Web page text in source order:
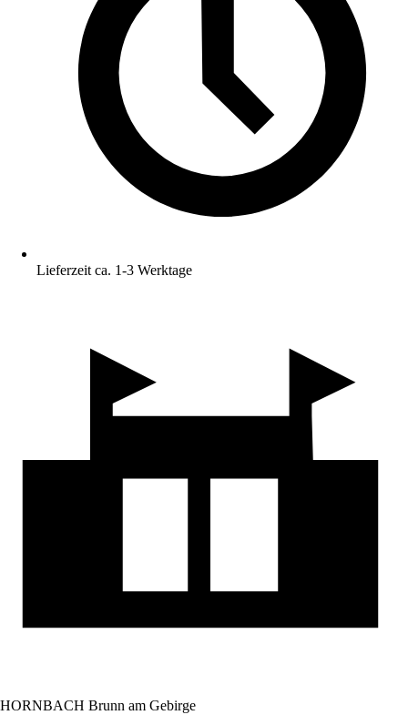
Lieferzeit ca. 1-3 Werktage
HORNBACH Brunn am Gebirge